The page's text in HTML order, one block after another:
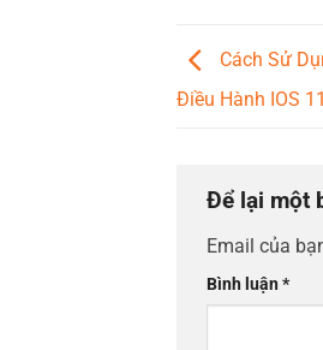
Cách Sử
Điều Hành IOS
Để lại một
Email của
Bình luận*